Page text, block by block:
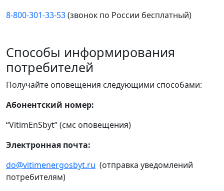
8-800-301-33-53(звонок по России бесплатный)
Способы информирования
потребителей
Получайте оповещения следующими способами:
Абонентский номер:
“VitimEnSbyt” (смс оповещения)
Электронная почта:
do@vitimenergosbyt.ru (отправка уведомлений
потребителям)